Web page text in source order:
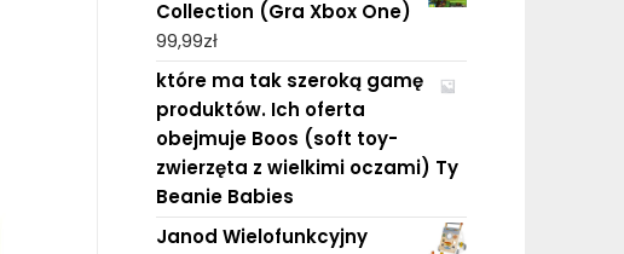
Collection (Gra Xbox One)
99,99zł
które ma tak szeroką gamę
produktów. Ich oferta
obejmuje Boos (soft toy-
zwierzęta z wielkimi oczami) Ty
Beanie Babies
Janod Wielofunkcyjny